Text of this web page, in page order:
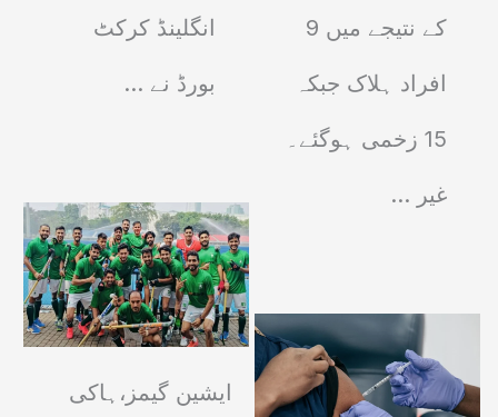
کے نتیجے میں 9
افراد ہلاک جبکہ
15 زخمی ہوگئے۔
غیر …
انگلینڈ کرکٹ
بورڈ نے …
ایشین گیمز،ہاکی